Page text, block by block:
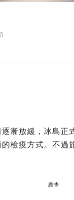
逐漸放緩，冰島
檢疫方式。不
廣告